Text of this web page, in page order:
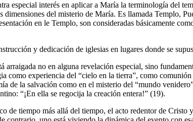
especial interés en aplicar a María la terminología del
del misterio de María. Es llamada Templo,
en le Templo, son consideradas básicamente
y dedicación de iglesias en lugares donde se
arraigada no en alguna revelación especial, sino
experiencia del “cielo en la tierra”, como
de la salvación como en el misterio del “mundo
“¡En ella se regocija la creación entera!” (19).
tiempo más allá del tiempo, el acto redentor de Cristo